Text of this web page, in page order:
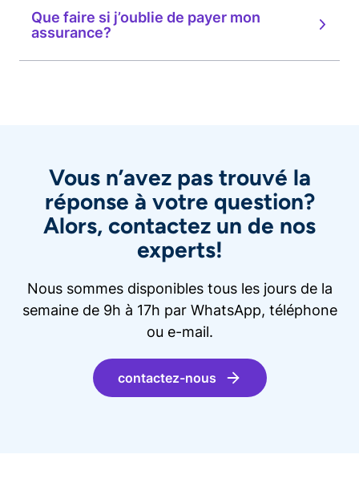
Que faire si j’oublie de payer mon
assurance?
Vous n’avez pas trouvé la
réponse à votre question?
Alors, contactez un de nos
experts!
Nous sommes disponibles tous les jours de la
semaine de 9h à 17h par WhatsApp, téléphone
ou e-mail.
contactez-nous